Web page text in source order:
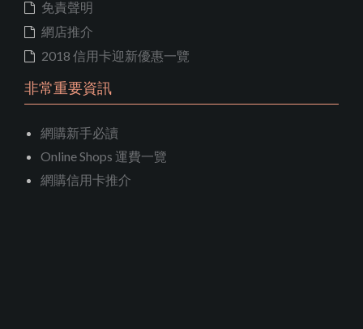
免責聲明
網店推介
2018 信用卡迎新優惠一覽
非常重要資訊
網購新手必讀
Online Shops 運費一覽
網購信用卡推介